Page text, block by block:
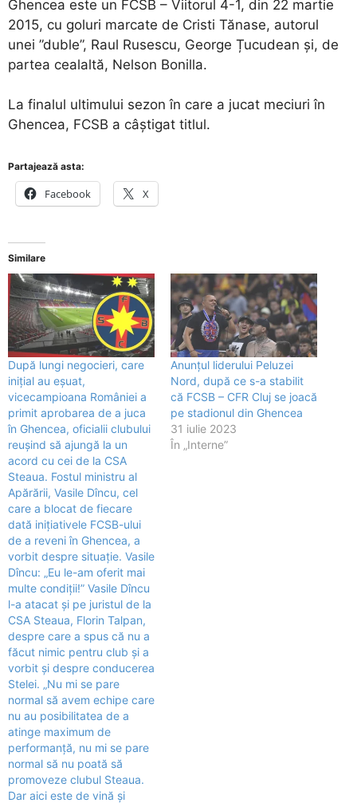
Ghencea este un FCSB – Viitorul 4-1, din 22 martie
2015, cu goluri marcate de Cristi Tănase, autorul
unei ”duble”, Raul Rusescu, George Țucudean și, de
partea cealaltă, Nelson Bonilla.
La finalul ultimului sezon în care a jucat meciuri în
Ghencea, FCSB a câștigat titlul.
Partajează asta:
Facebook X
Similare
După lungi negocieri, care
inițial au eșuat,
vicecampioana României a
primit aprobarea de a juca
în Ghencea, oficialii clubului
reușind să ajungă la un
acord cu cei de la CSA
Steaua. Fostul ministru al
Apărării, Vasile Dîncu, cel
care a blocat de fiecare
dată inițiativele FCSB-ului
de a reveni în Ghencea, a
vorbit despre situație. Vasile
Dîncu: „Eu le-am oferit mai
multe condiții!” Vasile Dîncu
l-a atacat și pe juristul de la
CSA Steaua, Florin Talpan,
despre care a spus că nu a
făcut nimic pentru club și a
vorbit și despre conducerea
Stelei. „Nu mi se pare
normal să avem echipe care
nu au posibilitatea de a
atinge maximum de
performanţă, nu mi se pare
normal să nu poată să
promoveze clubul Steaua.
Dar aici este de vină şi
Anunțul liderului Peluzei
Nord, după ce s-a stabilit
că FCSB – CFR Cluj se joacă
pe stadionul din Ghencea
31 iulie 2023
În „Interne”